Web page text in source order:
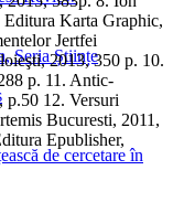
Seria Științe
de cercetare în
Karta Graphic,
Jertfei
2013, 350 p. 10.
p. 11. Antic-
p.50 12. Versuri
Bucuresti, 2011,
Epublisher,